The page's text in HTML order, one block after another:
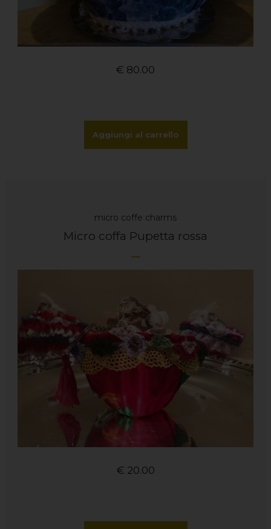
€ 80.00
Aggiungi al carrello
micro coffe charms
Micro coffa Pupetta rossa
€ 20.00